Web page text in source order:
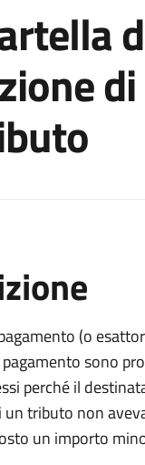
di
(o
sono
perché il
un tributo non
un importo